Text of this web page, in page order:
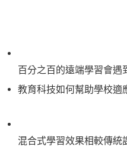
百分之百的遠端學習會遇
教育科技如何幫助學校適
混合式學習效果相較傳統